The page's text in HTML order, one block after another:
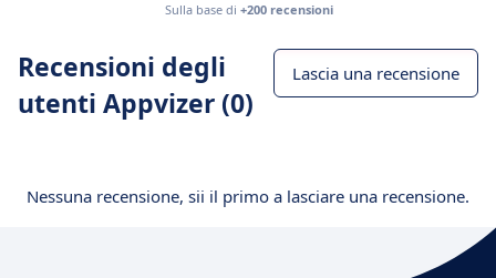
Sulla base di +200 recensioni
Recensioni degli
utenti Appvizer (0)
Lascia una recensione
Nessuna recensione, sii il primo a lasciare una recensione.